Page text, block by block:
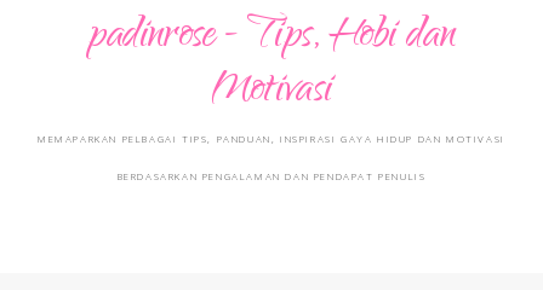
padinrose - Tips, Hobi dan
Motivasi
MEMAPARKAN PELBAGAI TIPS, PANDUAN, INSPIRASI GAYA HIDUP DAN MOTIVASI
BERDASARKAN PENGALAMAN DAN PENDAPAT PENULIS